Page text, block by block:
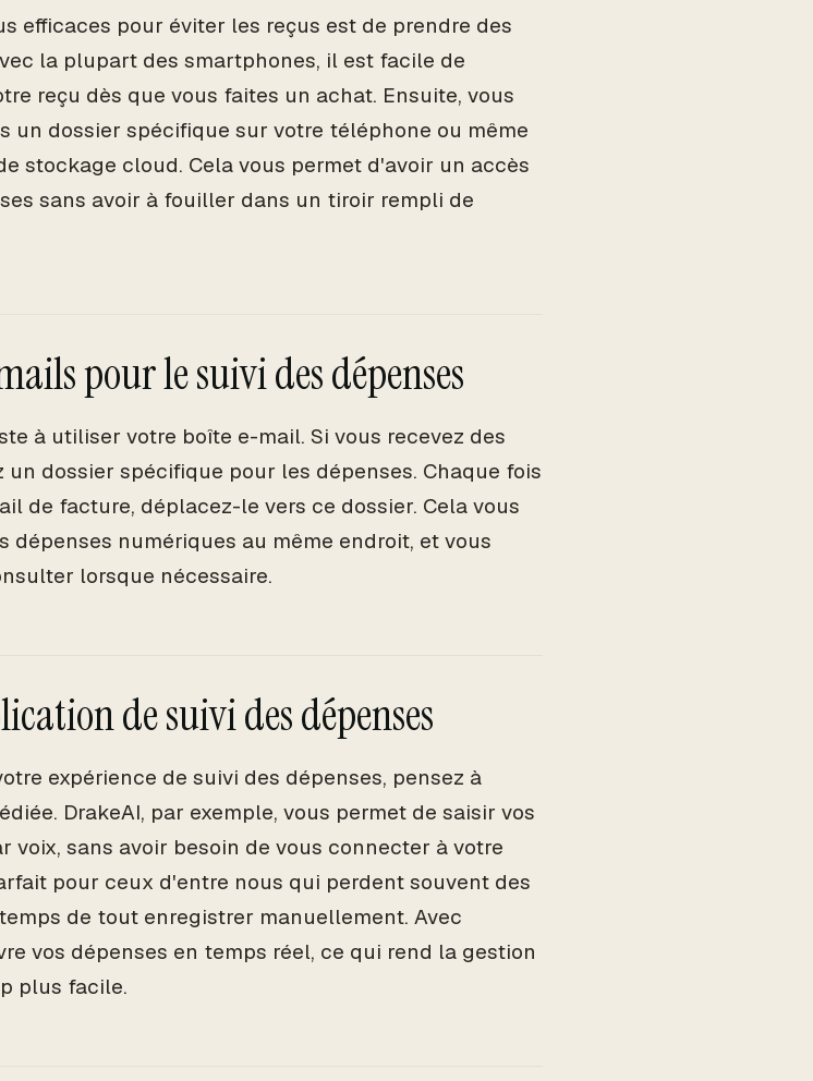
efficaces pour éviter les reçus est de prendre des
la plupart des smartphones, il est facile de
reçu dès que vous faites un achat. Ensuite, vous
un dossier spécifique sur votre téléphone ou même
stockage cloud. Cela vous permet d'avoir un accès
sans avoir à fouiller dans un tiroir rempli de
pour le suivi des dépenses
à utiliser votre boîte e-mail. Si vous recevez des
dossier spécifique pour les dépenses. Chaque fois
de facture, déplacez-le vers ce dossier. Cela vous
dépenses numériques au même endroit, et vous
lorsque nécessaire.
de suivi des dépenses
expérience de suivi des dépenses, pensez à
DrakeAI, par exemple, vous permet de saisir vos
voix, sans avoir besoin de vous connecter à votre
pour ceux d'entre nous qui perdent souvent des
de tout enregistrer manuellement. Avec
vos dépenses en temps réel, ce qui rend la gestion
plus facile.